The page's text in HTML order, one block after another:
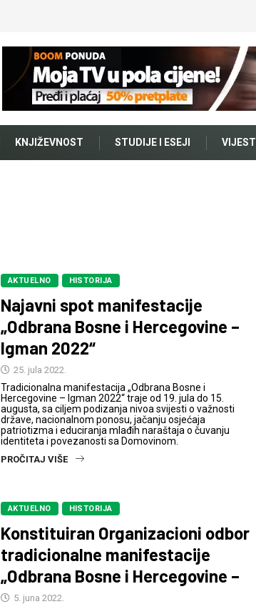
KNJIŽEVNOST STUDIJE I ESEJI VIJESTI
AKTUELNO HISTORIJA
Najavni spot manifestacije
„Odbrana Bosne i Hercegovine –
Igman 2022“
25. jula 2022.
Tradicionalna manifestacija „Odbrana Bosne i
Hercegovine – Igman 2022“ traje od 19. jula do 15.
augusta, sa ciljem podizanja nivoa svijesti o važnosti
države, nacionalnom ponosu, jačanju osjećaja
patriotizma i educiranja mlađih naraštaja o čuvanju
identiteta i povezanosti sa Domovinom.
PROČITAJ VIŠE
AKTUELNO HISTORIJA
Konstituiran Organizacioni odbor
tradicionalne manifestacije
„Odbrana Bosne i Hercegovine –
5. juna 2022.